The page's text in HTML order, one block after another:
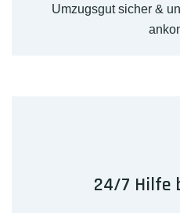
Umzugsgut sicher &
24/7 Hilfe